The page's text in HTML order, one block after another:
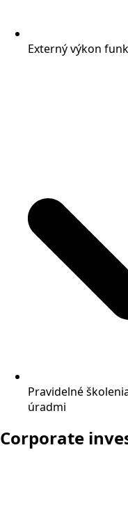
Externý výkon
Pravidelné
úradmi
Corporate